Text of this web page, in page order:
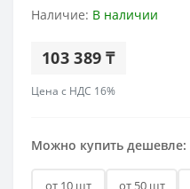
Наличие: В наличии
103 389 ₸
Цена с НДС 16%
Можно купить дешевле:
от 10 шт
от 50 шт